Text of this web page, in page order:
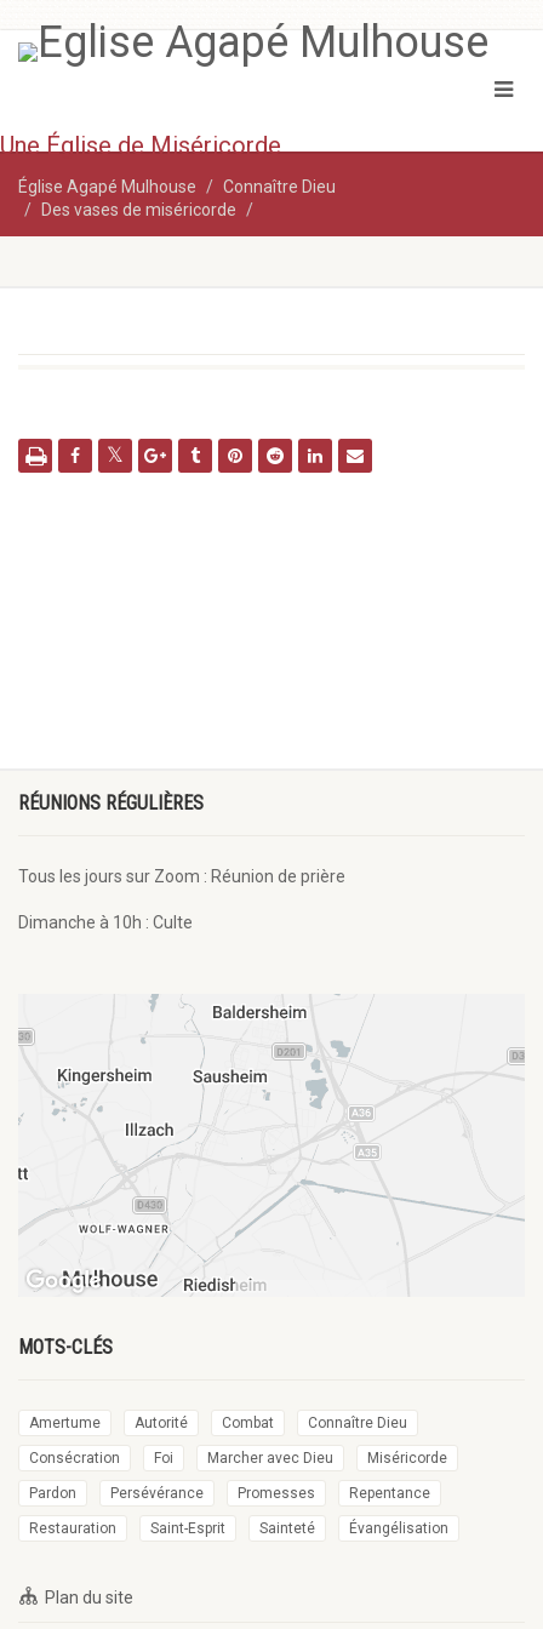
Une Église de Miséricorde
Église Agapé Mulhouse
Connaître Dieu
Des vases de miséricorde
RÉUNIONS RÉGULIÈRES
Tous les jours sur Zoom : Réunion de prière
Dimanche à 10h : Culte
MOTS-CLÉS
Amertume Autorité Combat Connaître Dieu
Consécration Foi Marcher avec Dieu Miséricorde
Pardon Persévérance Promesses Repentance
Restauration Saint-Esprit Sainteté Évangélisation
Plan du site